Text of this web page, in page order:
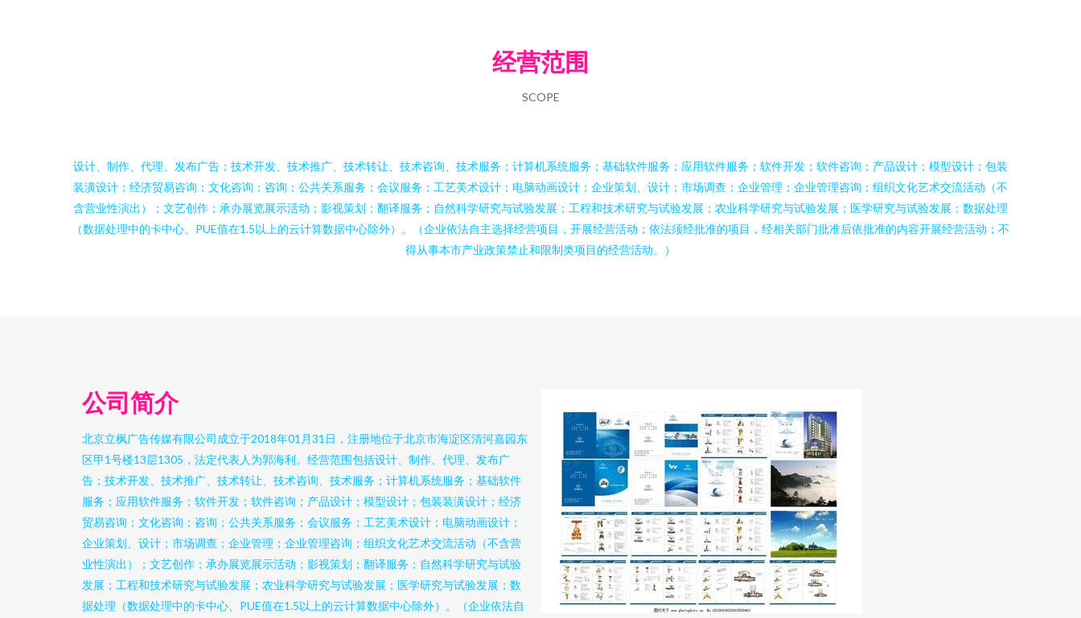
经营范围
SCOPE
设计、制作、代理、发布广告；技术开发、技术推广、技术转让、技术咨询、技术服务；计算机系统服务；基础软件服务；应用软件服务；软件开发；软件咨询；产品设计；模型设计；包装
装潢设计；经济贸易咨询；文化咨询；咨询；公共关系服务；会议服务；工艺美术设计；电脑动画设计；企业策划、设计；市场调查；企业管理；企业管理咨询；组织文化艺术交流活动（不
含营业性演出）；文艺创作；承办展览展示活动；影视策划；翻译服务；自然科学研究与试验发展；工程和技术研究与试验发展；农业科学研究与试验发展；医学研究与试验发展；数据处理
（数据处理中的卡中心、PUE值在1.5以上的云计算数据中心除外）。（企业依法自主选择经营项目，开展经营活动；依法须经批准的项目，经相关部门批准后依批准的内容开展经营活动；不
得从事本市产业政策禁止和限制类项目的经营活动。）
公司简介
北京立枫广告传媒有限公司成立于2018年01月31日，注册地位于北京市海淀区清河嘉园东
区甲1号楼13层1305，法定代表人为郭海利。经营范围包括设计、制作、代理、发布广
告；技术开发、技术推广、技术转让、技术咨询、技术服务；计算机系统服务；基础软件
服务；应用软件服务；软件开发；软件咨询；产品设计；模型设计；包装装潢设计；经济
贸易咨询；文化咨询；咨询；公共关系服务；会议服务；工艺美术设计；电脑动画设计；
企业策划、设计；市场调查；企业管理；企业管理咨询；组织文化艺术交流活动（不含营
业性演出）；文艺创作；承办展览展示活动；影视策划；翻译服务；自然科学研究与试验
发展；工程和技术研究与试验发展；农业科学研究与试验发展；医学研究与试验发展；数
据处理（数据处理中的卡中心、PUE值在1.5以上的云计算数据中心除外）。（企业依法自